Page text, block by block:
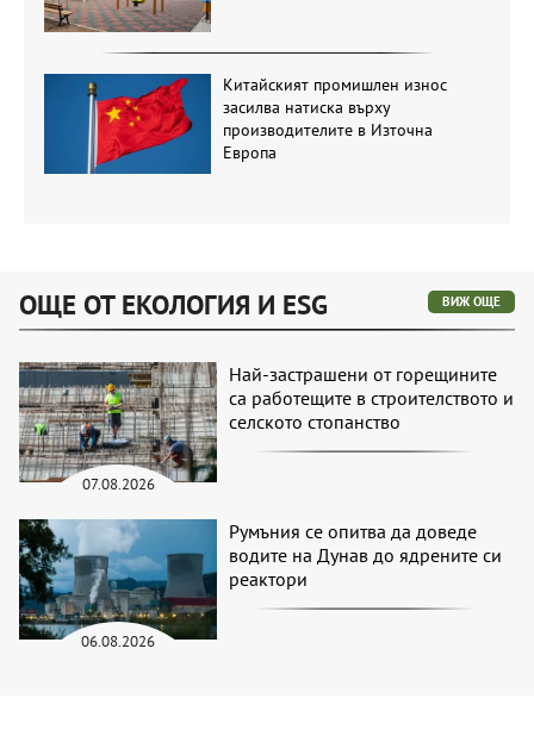
Китайският промишлен износ
засилва натиска върху
производителите в Източна
Европа
ОЩЕ ОТ ЕКОЛОГИЯ И ESG ВИЖ ОЩЕ
07.08.2026
Най-застрашени от горещините
са работещите в строителството и
селското стопанство
06.08.2026
Румъния се опитва да доведе
водите на Дунав до ядрените си
реактори